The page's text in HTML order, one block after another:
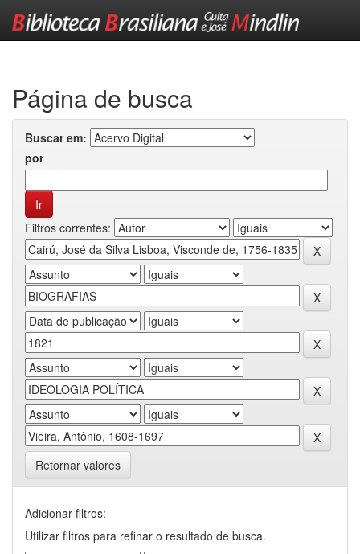
Página de busca
Buscar em:
por
Filtros correntes:
Retornar valores
Adicionar filtros:
Utilizar filtros para refinar o resultado de busca.